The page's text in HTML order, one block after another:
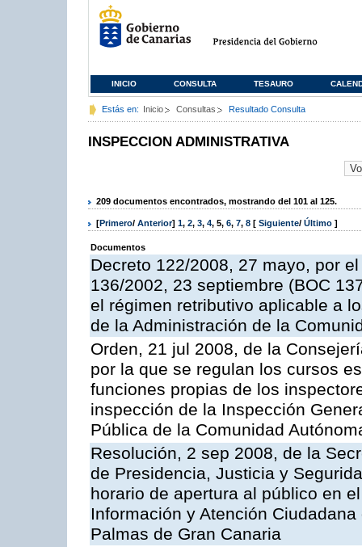
INICIO CONSULTA TESAURO
Estás en: Inicio Consultas Resultado Consulta
INSPECCION ADMINISTRATIVA
209 documentos encontrados, mostrando del 101 al 125.
[Primero/ Anterior] 1, 2, 3, 4, 5, 6, 7, 8 [ Siguiente/ Último ]
Documentos
Decreto 122/2008, 27 mayo, por
136/2002, 23 septiembre (BOC
el régimen retributivo aplicable a
de la Administración de la
Orden, 21 jul 2008, de la
por la que se regulan los cursos
funciones propias de los
inspección de la Inspección
Pública de la Comunidad
Resolución, 2 sep 2008, de la
de Presidencia, Justicia y
horario de apertura al público en
Información y Atención
Palmas de Gran Canaria